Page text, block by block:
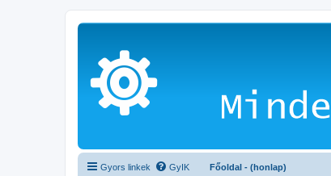
Gyors linkek GyIK Főoldal - (honlap)